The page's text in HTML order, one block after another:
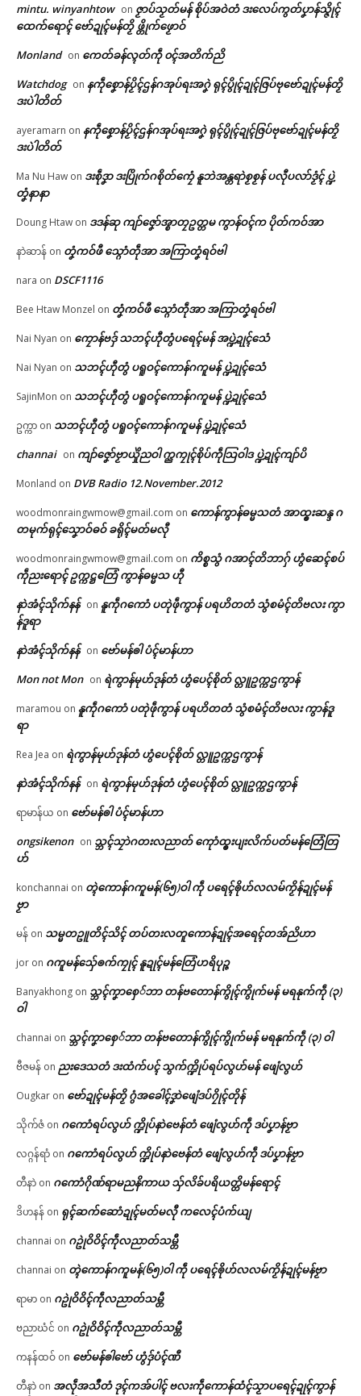
© ဌာန်ပရိုၚ်ဗၠးၜးမန်
ဂၠိုၚ် ဂၠာဲဗပေၚ်အ္စာဟွံဂွံဏီ
May 15, 2026
mintu. winyanhtow on ဇၟာပ်သၟတ်မန် စိုပ်အဝဲတံ ဒးလေပ်ကွတ်ပၞာန်သ္ဇိုၚ်
ထေက်ရောၚ် ဗော်ဍုၚ်မန်တၟိ ဖ္တိုက်ဖၟောဝ်
Monland on ကေတ်ခန်လ္ၚတ်ကဵု ၀ၚ်အတိက်ညိ
Watchdog on နကဵုစၞောန်ပၟိၚ်ဌန်ဂအုပ်ရးအဂၞဲ ရုၚ်ပွိုၚ်ဍုၚ်ဇြပ်ဗုဗော်ဍုၚ်မန်တၟိ
ဒးပဲါတိတ်
ayeramarn on နကဵုစၞောန်ပၟိၚ်ဌန်ဂအုပ်ရးအဂၞဲ ရုၚ်ပွိုၚ်ဍုၚ်ဇြပ်ဗုဗော်ဍုၚ်မန်တၟိ
ဒးပဲါတိတ်
Ma Nu Haw on ဒးစဵုဒၞာ ဒးပြိုက်ဂစိုတ်ကၠေံ နူဘဲအန္တရာဲစၟစၟန် ပလီုပလာ်ဒၟံၚ် ပ္ဍဲ
တၞံနာနာ
Doung Htaw on ဒဒန်ဆု ကျာ်ဇၞော်အ္စာတၠဥတ္တမ ကွာန်ဝၚ်က ပိုတ်ကဝ်အာ
နာဲဆာန် on တၞံကဝ်ဖီ သ္ဂောံတဵုအာ အကြာတၞံရဝ်ဗါ
nara on DSCF1116
Bee Htaw Monzel on တၞံကဝ်ဖီ သ္ဂောံတဵုအာ အကြာတၞံရဝ်ဗါ
Nai Nyan on ကၠောန်ဗဒှ် သဘၚ်ဟီုတွံပရေၚ်မန် အပ္ဍဲဍုၚ်သေံ
Nai Nyan on သဘၚ်ဟီုတွံ ပရူဝၚ်ကောန်ဂကူမန် ပ္ဍဲဍုၚ်သေံ
SajinMon on သဘၚ်ဟီုတွံ ပရူဝၚ်ကောန်ဂကူမန် ပ္ဍဲဍုၚ်သေံ
ဥက္ကာ on သဘၚ်ဟီုတွံ ပရူဝၚ်ကောန်ဂကူမန် ပ္ဍဲဍုၚ်သေံ
channai on ကျာ်ဇၞော်ဗၟာယှိုဲညဝါ က္ညကၠုၚ်စိုပ်ကဵုသြဝါဒ ပ္ဍဲဍုၚ်ကျာ်ပိ
Monland on DVB Radio 12.November.2012
woodmonraingwmow@gmail.com on ကောန်ကွာန်ဓမ္မသတံ အာထ္ၜးဆန္ဒ ဂ
တမုက်ရုၚ်သၞောဝ်ဓဝ် ခရိုၚ်မတ်မလီု
woodmonraingwmow@gmail.com on ကိစ္စသွံ ဂအာၚ်တိဘာဂှ် ဟွံဆေၚ်စပ်
ကဵုညးရောၚ် ဥက္ကဋ္ဌတြေံ ကွာန်ဓမ္မသ ဟီု
နာဲအံၚ်သိုက်နန် on နူကဵုဂကောံ ပတုဲဖဵုကွာန် ပရဟိတတံ သွံစမံၚ်တိဗလး ကွာ
န်ဒူရာ
နာဲအံၚ်သိုက်နန် on ဗော်မန်ၜါ ပံၚ်မာန်ဟာ
Mon not Mon on ရဲကွာန်မုဟ်ဒုန်တံ ဟွံပေၚ်စိုတ် လ္တူဥက္ကဌကွာန်
maramou on နူကဵုဂကောံ ပတုဲဖဵုကွာန် ပရဟိတတံ သွံစမံၚ်တိဗလး ကွာန်ဒူ
ရာ
Rea Jea on ရဲကွာန်မုဟ်ဒုန်တံ ဟွံပေၚ်စိုတ် လ္တူဥက္ကဌကွာန်
နာဲအံၚ်သိုက်နန် on ရဲကွာန်မုဟ်ဒုန်တံ ဟွံပေၚ်စိုတ် လ္တူဥက္ကဌကွာန်
ရာမာန်ယ on ဗော်မန်ၜါ ပံၚ်မာန်ဟာ
ongsikenon on သ္ဘၚ်သၠာဲဂတးလညာတ် ကေုာံထ္ၜးပျးလိက်ပတ်မန်တြေံတြ
ဟ်
konchannai on တ္ၚဲကောန်ဂကူမန်(၆၅)ဝါ ကဵု ပရေၚ်ၜိုဟ်လလမ်ကၟိန်ဍုၚ်မန်
ဗၟာ
မန် on သမ္မတဥူတိၚ်သိၚ် တပ်တးလတူကောန်ဍုၚ်အရေၚ်တအ်ညိဟာ
jor on ဂကူမန်​သှ်ေၜက်ကၠုၚ် နူဍုၚ်မန်တြေံဟရိပုဉ္ဇ
Banyakhong on သ္ဘၚ်ကၞာစှေ်ဘာ တန်ဗတောန်ကွိုၚ်ကွိုက်မန် မရနုက်ကဵု (၃)
ဝါ
channai on သ္ဘၚ်ကၞာစှေ်ဘာ တန်ဗတောန်ကွိုၚ်ကွိုက်မန် မရနုက်ကဵု (၃) ဝါ
ဗီဇမန် on ညးဒေသတံ ဒးထံက်ပၚ် သွက်က္ဍိုပ်ရပ်လွဟ်မန် ဖျေံလွဟ်
Ougkar on ဗော်ဍုၚ်မန်တၟိ ဂွံအခေါၚ်ဒၞာဲဖျေံဒပ်ဂၠိုၚ်တိုန်
သိုက်ဇံ on ဂကောံရပ်လွဟ် က္ဍိုပ်နာဲဗေန်တံ ဖျေံလွဟ်ကဵု ဒပ်ပၞာန်ဗၟာ
လဂ္ဂန်ရာံ on ဂကောံရပ်လွဟ် က္ဍိုပ်နာဲဗေန်တံ ဖျေံလွဟ်ကဵု ဒပ်ပၞာန်ဗၟာ
တီနာဲ on ဂကောံဂိုဏ်ရာမညနိကာယ သှ်လိခ်ပရိယတ္တိမန်ရောၚ်
ဒိဟနန် on ရုၚ်ဆက်ဆောံဍုၚ်မတ်မလီု ကလေၚ်ပံက်ယျ
channai on ဂဥုဲဝိဝိၚ်ကဵုလညာတ်သမ္တီ
channai on တ္ၚဲကောန်ဂကူမန်(၆၅)ဝါ ကဵု ပရေၚ်ၜိုဟ်လလမ်ကၟိန်ဍုၚ်မန်ဗၟာ
ရာမာ on ဂဥုဲဝိဝိၚ်ကဵုလညာတ်သမ္တီ
ဗညာဃံင် on ဂဥုဲဝိဝိၚ်ကဵုလညာတ်သမ္တီ
ကနန်ထဝ် on ဗော်မန်ၜါဗော် ဟွံဒှ်ပံၚ်ဏီ
တီနာဲ on အလဵုအသဳတံ ဒုၚ်ကအ်ပါၚ် ဗလးကဵုကောန်ထံၚ်သၟာပရေၚ်ဍုၚ်ကွာန်